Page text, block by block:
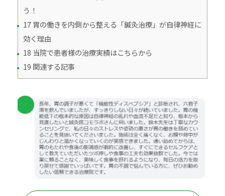
う！
17 胃の働きを内側から整える「鍼灸治療」が自律神経に
効く理由
18 当院で患者様の治療実績はこちらから
19 関連する記事